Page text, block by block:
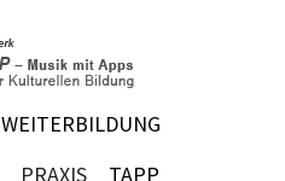
WEITERBILDUNG
PRAXIS TAPP